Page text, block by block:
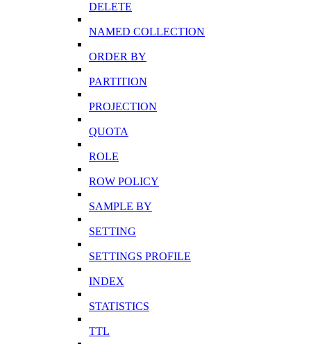
DELETE
NAMED COLLECTION
ORDER BY
PARTITION
PROJECTION
QUOTA
ROLE
ROW POLICY
SAMPLE BY
SETTING
SETTINGS PROFILE
INDEX
STATISTICS
TTL